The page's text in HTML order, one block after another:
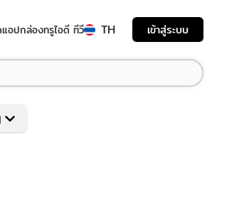
อปกล่องทรูไอดี ทีวี TH เข้าสู่ระบบ